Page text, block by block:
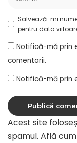
Salvează-mi
pentru data
Notifică-mă prin
comentarii.
Notifică-mă prin
Acest site
spamul. Află